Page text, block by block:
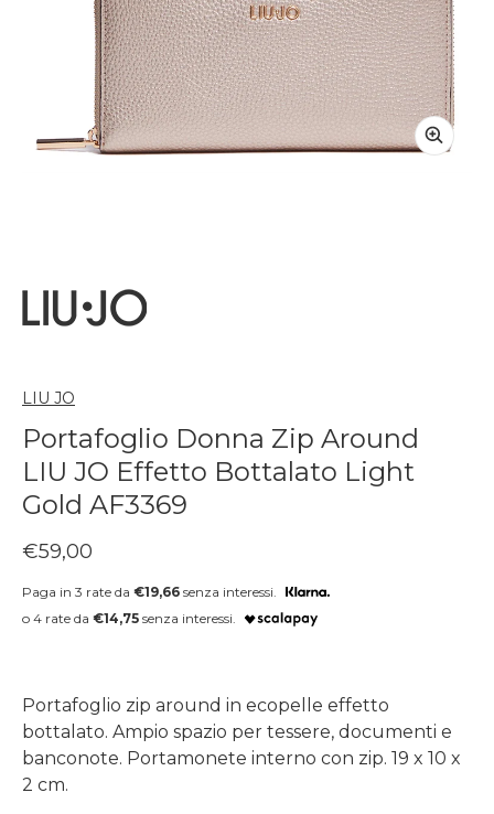
LIU JO
Portafoglio Donna Zip Around
LIU JO Effetto Bottalato Light
Gold AF3369
Prezzo regolare
€59,00
Paga in 3 rate da €19,66 senza interessi.
o 4 rate da €14,75 senza interessi.
Portafoglio zip around in ecopelle effetto
bottalato. Ampio spazio per tessere, documenti e
banconote. Portamonete interno con zip. 19 x 10 x
2 cm.